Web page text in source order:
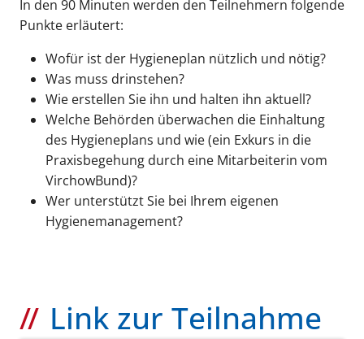
In den 90 Minuten werden den Teilnehmern folgende
Punkte erläutert:
Wofür ist der Hygieneplan nützlich und nötig?
Was muss drinstehen?
Wie erstellen Sie ihn und halten ihn aktuell?
Welche Behörden überwachen die Einhaltung
des Hygieneplans und wie (ein Exkurs in die
Praxisbegehung durch eine Mitarbeiterin vom
VirchowBund)?
Wer unterstützt Sie bei Ihrem eigenen
Hygienemanagement?
Link zur Teilnahme